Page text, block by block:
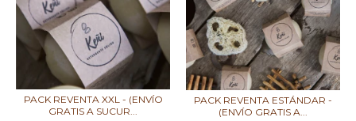
PACK REVENTA XXL - (ENVÍO
GRATIS A SUCUR...
PACK REVENTA ESTÁNDAR -
(ENVÍO GRATIS A...